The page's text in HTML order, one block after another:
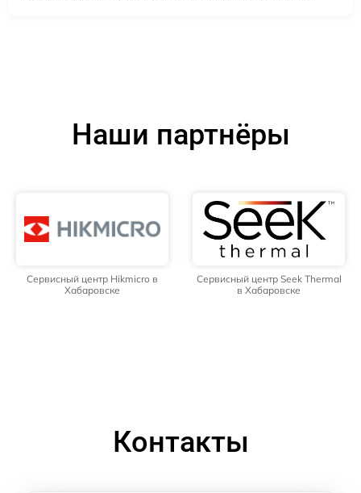
Наши партнёры
Сервисный центр Hikmicro в
Хабаровске
Сервисный центр Seek Thermal
в Хабаровске
Контакты